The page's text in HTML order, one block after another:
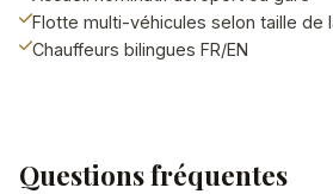
Flotte multi-véhicules selon taille de
Chauffeurs bilingues FR/EN
Questions fréquentes